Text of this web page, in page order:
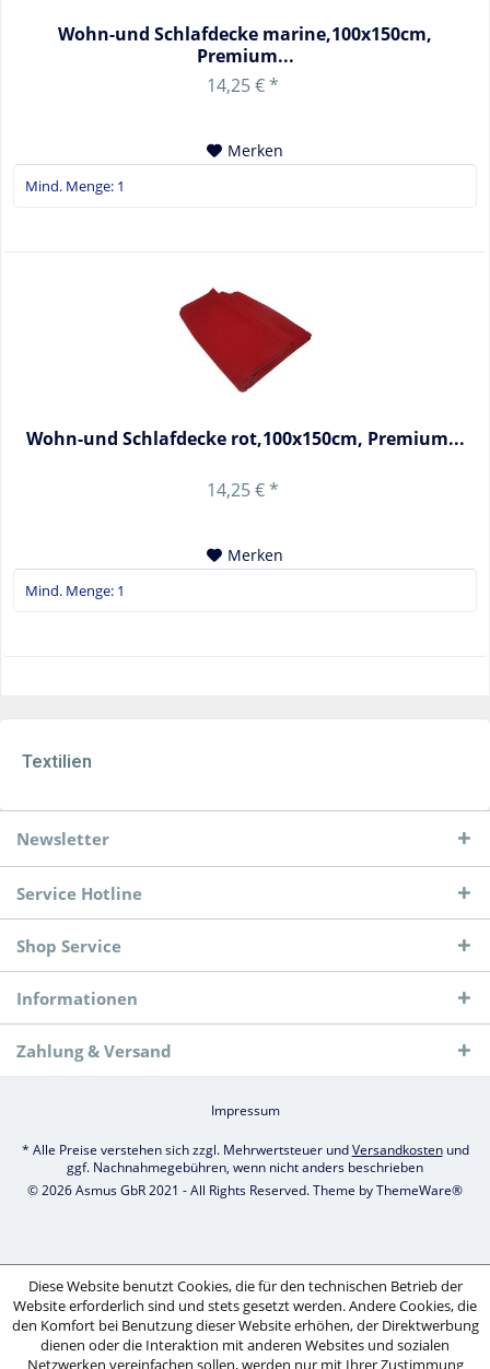
Wohn-und Schlafdecke marine,100x150cm,
Premium...
14,25 € *
Merken
Wohn-und Schlafdecke rot,100x150cm, Premium...
14,25 € *
Merken
Textilien
Newsletter
Service Hotline
Shop Service
Informationen
Zahlung & Versand
Impressum
* Alle Preise verstehen sich zzgl. Mehrwertsteuer undVersandkostenund
ggf. Nachnahmegebühren, wenn nicht anders beschrieben
© 2026 Asmus GbR 2021 - All Rights Reserved. Theme byThemeWare®
Diese Website benutzt Cookies, die für den technischen Betrieb der
Website erforderlich sind und stets gesetzt werden. Andere Cookies, die
den Komfort bei Benutzung dieser Website erhöhen, der Direktwerbung
dienen oder die Interaktion mit anderen Websites und sozialen
Netzwerken vereinfachen sollen, werden nur mit Ihrer Zustimmung